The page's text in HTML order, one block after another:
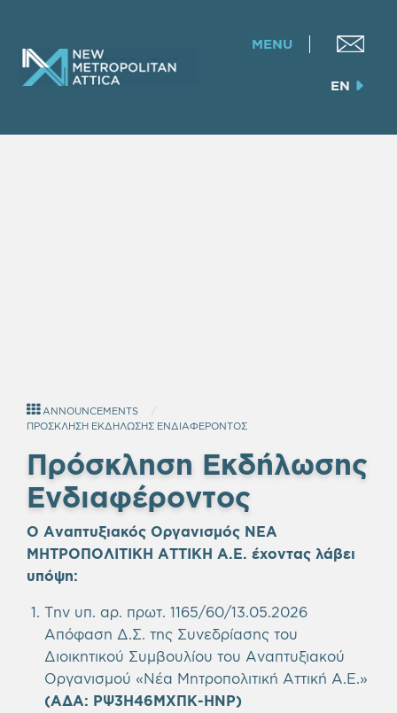
MENU
EN
ANNOUNCEMENTS
ΠΡΟΣΚΛΗΣΗ ΕΚΔΗΛΩΣΗΣ ΕΝΔΙΑΦΕΡΟΝΤΟΣ
Πρόσκληση Εκδήλωσης
Ενδιαφέροντος
Ο Αναπτυξιακός Οργανισμός ΝΕΑ
ΜΗΤΡΟΠΟΛΙΤΙΚΗ ΑΤΤΙΚΗ Α.Ε. έχοντας λάβει
υπόψη:
Την υπ. αρ. πρωτ. 1165/60/13.05.2026
Απόφαση Δ.Σ. της Συνεδρίασης του
Διοικητικού Συμβουλίου του Αναπτυξιακού
Οργανισμού «Νέα Μητροπολιτική Αττική Α.Ε.»
(ΑΔΑ: ΡΨ3Η46ΜΧΠΚ-ΗΝΡ)